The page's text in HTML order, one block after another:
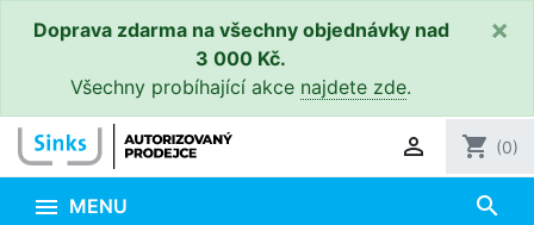
Doprava zdarma na všechny objednávky nad
3 000 Kč.
Všechny probíhající akce najdete zde.
×
 shopping_cart (0)
 MENU search